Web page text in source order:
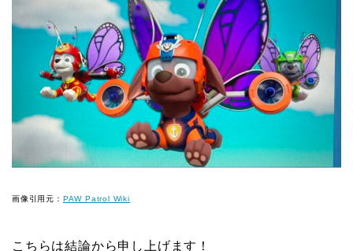
画像引用元： PAW Patrol Wiki
こちらは結論から申し上げます！